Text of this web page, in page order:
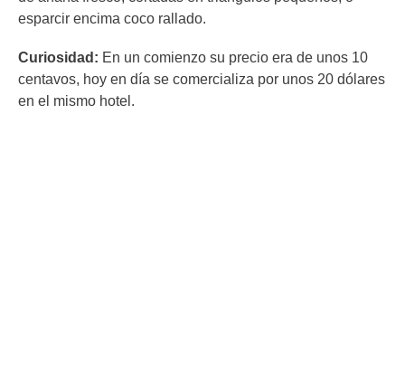
esparcir encima coco rallado.
Curiosidad: En un comienzo su precio era de unos 10
centavos, hoy en día se comercializa por unos 20 dólares
en el mismo hotel.